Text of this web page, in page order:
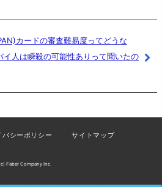
カードの審査難易度ってどうな
イ人は瞬殺の可能性ありって聞いたの
バシーポリシー サイトマップ
Faber Company Inc.